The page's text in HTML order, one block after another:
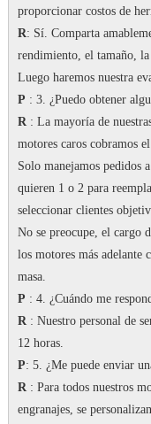
proporcionar costos de
R: Sí. Comparta
rendimiento, el tamaño,
Luego haremos nuestra
P : 3. ¿Puedo obtener
R: La mayoría de
motores caros cobramos
Solo manejamos pedidos
quieren 1 o 2 para
seleccionar clientes
No se preocupe, el cargo
los motores más adelante
masa.
P : 4. ¿Cuándo me
R: Nuestro personal de
12 horas.
P: 5. ¿Me puede enviar
R: Para todos nuestros
engranajes, se